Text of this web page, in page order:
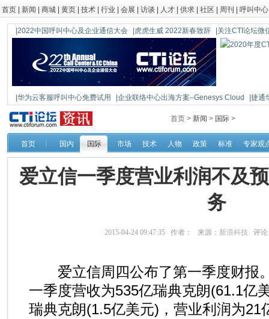
首页 新闻 商城 黄页 技术 行业 会展 访谈 人才 供求 社区 周刊 呼叫中心
|2022中国呼叫中心及企业通信大会 |虎虎生威 2022新春致辞 |关注CTI论坛微
|华为云客服呼叫中心免费试用 |企业联络中心出海方案–Genesys Cloud
|捷通
|鼎信通达新一代语音网关DAG1000-4S
首页 > 新闻 > 国际 >
首页 国内 国际 市场 技术 人物 政策 标准 专家观
爱立信一季度营业利润不及
务
2015-04-24 09:47:35 作者： 来源： 新浪科技 评论
爱立信周四公布了第一季度财报
一季度营收为535亿瑞典克朗(61.1亿
瑞典克朗(1.5亿美元)，营业利润为21